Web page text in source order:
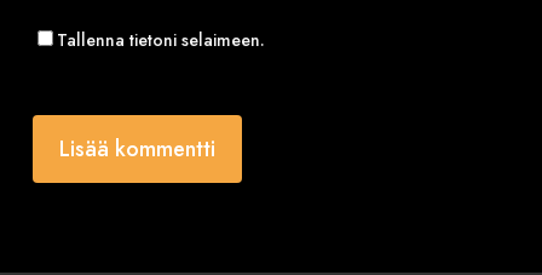
Tallenna tietoni selaimeen.